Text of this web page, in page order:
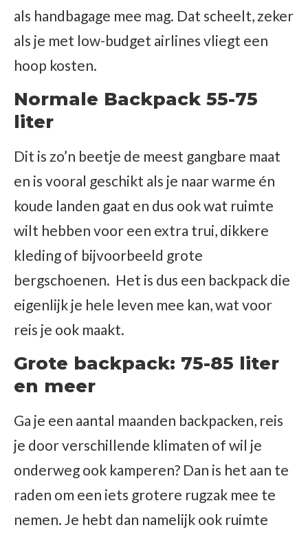
als handbagage mee mag. Dat scheelt, zeker
als je met low-budget airlines vliegt een
hoop kosten.
Normale Backpack 55-75
liter
Dit is zo’n beetje de meest gangbare maat
en is vooral geschikt als je naar warme én
koude landen gaat en dus ook wat ruimte
wilt hebben voor een extra trui, dikkere
kleding of bijvoorbeeld grote
bergschoenen. Het is dus een backpack die
eigenlijk je hele leven mee kan, wat voor
reis je ook maakt.
Grote backpack: 75-85 liter
en meer
Ga je een aantal maanden backpacken, reis
je door verschillende klimaten of wil je
onderweg ook kamperen? Dan is het aan te
raden om een iets grotere rugzak mee te
nemen. Je hebt dan namelijk ook ruimte